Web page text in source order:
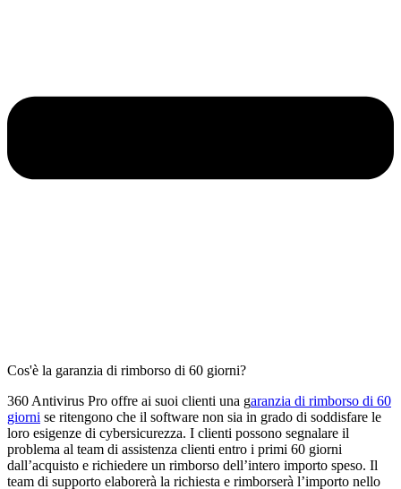
Cos'è la garanzia di rimborso di 60 giorni?
360 Antivirus Pro offre ai suoi clienti una garanzia di rimborso di 60
giorni se ritengono che il software non sia in grado di soddisfare le
loro esigenze di cybersicurezza. I clienti possono segnalare il
problema al team di assistenza clienti entro i primi 60 giorni
dall’acquisto e richiedere un rimborso dell’intero importo speso. Il
team di supporto elaborerà la richiesta e rimborserà l’importo nello